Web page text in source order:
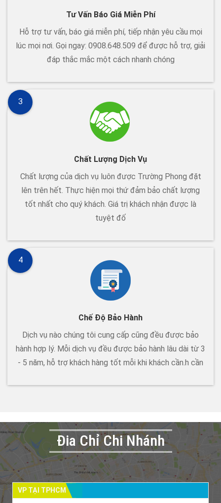
Tư Vấn Báo Giá Miễn Phí
Hỗ trợ tư vấn, báo giá miễn phí, tiếp nhận yêu cầu mọi
lúc mọi nơi. Gọi ngay: 0908.648.509 để được hỗ trợ, giải
đáp thắc mắc một cách nhanh chóng
Chất Lượng Dịch Vụ
Chất lượng của dịch vụ luôn được Trường Phong đặt
lên trên hết. Thực hiện mọi thứ đảm bảo chất lượng
tốt nhất cho quý khách. Giá trị khách nhận được là
tuyệt đố
3
Chế Độ Bảo Hành
Dịch vụ nào chúng tôi cung cấp cũng đều được bảo
hành hợp lý. Mỗi dịch vụ đều được bảo hành lâu dài từ 3
- 5 năm, hỗ trợ khách hàng tốt mỗi khi khách cần.h cần
4
Đia Chỉ Chi Nhánh
VP TẠI TPHCM